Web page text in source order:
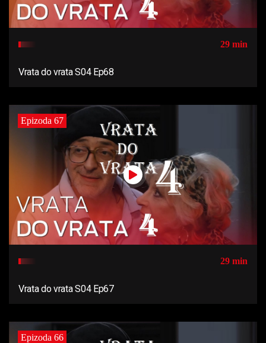
29 min
Vrata do vrata S04 Ep68
Epizoda 67
29 min
Vrata do vrata S04 Ep67
Epizoda 66